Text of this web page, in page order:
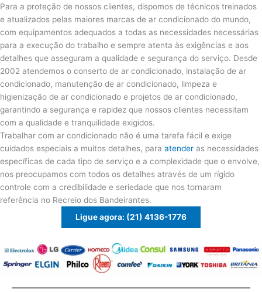
Para a proteção de nossos clientes, dispomos de técnicos treinados
e atualizados pelas maiores marcas de ar condicionado do mundo,
com equipamentos adequados a todas as necessidades necessárias
para a execução do trabalho e sempre atenta às exigências e aos
detalhes que asseguram a qualidade e segurança do serviço. Desde
2002 atendemos o conserto de ar condicionado, instalação de ar
condicionado, manutenção de ar condicionado, limpeza e
higienização de ar condicionado e projetos de ar condicionado,
garantindo a segurança e rapidez que nossos clientes necessitam
com a qualidade e tranquilidade exigidos.
Trabalhar com ar condicionado não é uma tarefa fácil e exige
cuidados especiais a muitos detalhes, para atender as necessidades
específicas de cada tipo de serviço e a complexidade que o envolve,
nos preocupamos com todos os detalhes através de um rígido
controle com a credibilidade e seriedade que nos tornaram
referência no Recreio dos Bandeirantes.
Ligue agora: (21) 4136-1776